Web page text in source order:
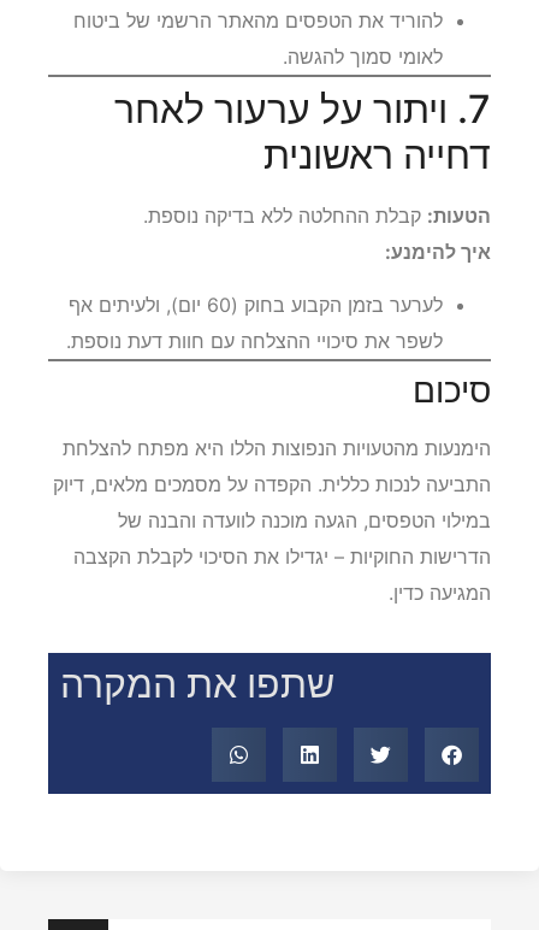
להוריד את הטפסים מהאתר הרשמי של ביטוח
לאומי סמוך להגשה.
7. ויתור על ערעור לאחר
דחייה ראשונית
הטעות: קבלת ההחלטה ללא בדיקה נוספת.
איך להימנע:
לערער בזמן הקבוע בחוק (60 יום), ולעיתים אף
לשפר את סיכויי ההצלחה עם חוות דעת נוספת.
סיכום
הימנעות מהטעויות הנפוצות הללו היא מפתח להצלחת
התביעה לנכות כללית. הקפדה על מסמכים מלאים, דיוק
במילוי הטפסים, הגעה מוכנה לוועדה והבנה של
הדרישות החוקיות – יגדילו את הסיכוי לקבלת הקצבה
המגיעה כדין.
שתפו את המקרה